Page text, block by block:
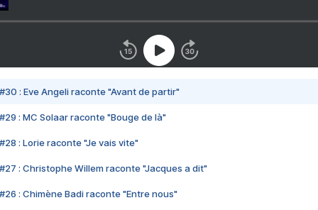
#30 : Eve Angeli raconte "Avant de partir"
#29 : MC Solaar raconte "Bouge de là"
#28 : Lorie raconte "Je vais vite"
#27 : Christophe Willem raconte "Jacques a dit"
#26 : Chimène Badi raconte "Entre nous"